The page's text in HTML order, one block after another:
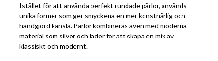
Istället för att använda perfekt rundade pärlor, används
unika former som ger smyckena en mer konstnärlig och
handgjord känsla. Pärlor kombineras även med moderna
material som silver och läder för att skapa en mix av
klassiskt och modernt.